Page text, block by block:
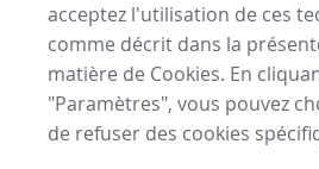
acceptez l'utilisation de ces
comme décrit dans la
matière de Cookies. En
"Paramètres", vous pouvez
de refuser des cookies